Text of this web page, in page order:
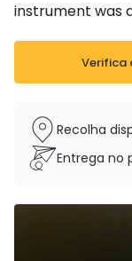
instrument was
Verifica
Recolha
Entrega no